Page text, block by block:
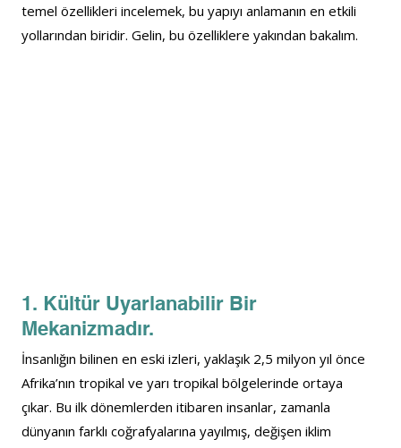
temel özellikleri incelemek, bu yapıyı anlamanın en etkili
yollarından biridir. Gelin, bu özelliklere yakından bakalım.
1. Kültür Uyarlanabilir Bir
Mekanizmadır.
İnsanlığın bilinen en eski izleri, yaklaşık 2,5 milyon yıl önce
Afrika’nın tropikal ve yarı tropikal bölgelerinde ortaya
çıkar. Bu ilk dönemlerden itibaren insanlar, zamanla
dünyanın farklı coğrafyalarına yayılmış, değişen iklim